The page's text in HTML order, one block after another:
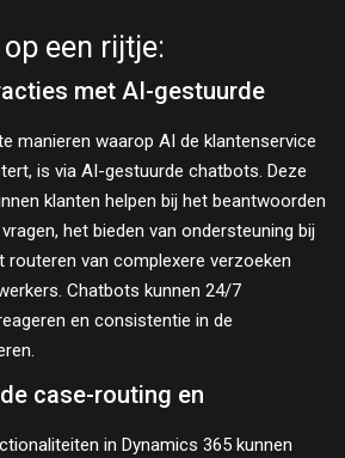
een rijtje:
met AI-gestuurde
manieren waarop AI de klantenservice
is via AI-gestuurde chatbots. Deze
klanten helpen bij het beantwoorden
het bieden van ondersteuning bij
routeren van complexere verzoeken
Chatbots kunnen 24/7
en consistentie in de
case-routing en
in Dynamics 365 kunnen